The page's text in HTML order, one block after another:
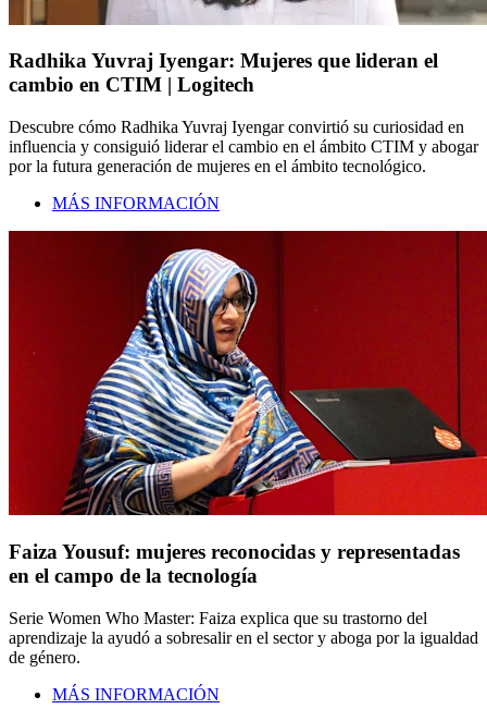
Radhika Yuvraj Iyengar: Mujeres que lideran el
cambio en CTIM | Logitech
Descubre cómo Radhika Yuvraj Iyengar convirtió su curiosidad en
influencia y consiguió liderar el cambio en el ámbito CTIM y abogar
por la futura generación de mujeres en el ámbito tecnológico.
MÁS INFORMACIÓN
Faiza Yousuf: mujeres reconocidas y representadas
en el campo de la tecnología
Serie Women Who Master: Faiza explica que su trastorno del
aprendizaje la ayudó a sobresalir en el sector y aboga por la igualdad
de género.
MÁS INFORMACIÓN